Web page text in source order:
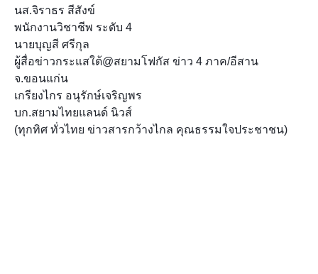
นส.จิราธร สีสังข์
พนักงานวิชาชีพ ระดับ 4
นายบุญสี ศรีกุล
ผู้สื่อข่าวกระแสใต้@สยามโฟกัส ข่าว 4 ภาค/อีสาน
จ.ขอนแก่น
เกรียงไกร อนุรักษ์เจริญพร
บก.สยามไทยแลนด์ นิวส์
(ทุกทิศ ทั่วไทย ข่าวสารกว้างไกล คุณธรรมใจประชาชน)